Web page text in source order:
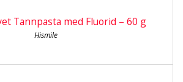
Tannpasta med Fluorid – 60 g
Hismile